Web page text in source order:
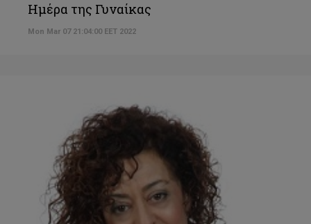
Ημέρα της Γυναίκας
Mon Mar 07 21:04:00 EET 2022